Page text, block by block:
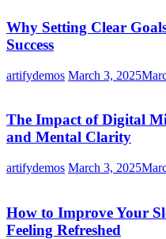
Why Setting Clear
Success
artifydemos March 3, 2025
The Impact of Digital
and Mental Clarity
artifydemos March 3, 2025
How to Improve Your
Feeling Refreshed